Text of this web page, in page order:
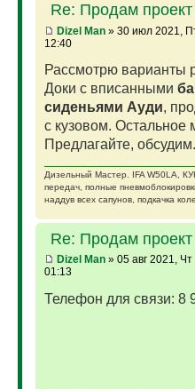
Re: Продам
Dizel Man» 30 июл 2021,
12:40
Рассмотрю варианты
Доки с вписанными
сиденьями Ауди,
с кузовом. Остальное
Предлагайте, обсудим.
Дизельный Мастер. IFA W50LA,
передач, полные
наддув всех сапунов, подкачка
Re: Продам
Dizel Man» 05 авг 2021, Чт
01:13
Телефон для связи: 8